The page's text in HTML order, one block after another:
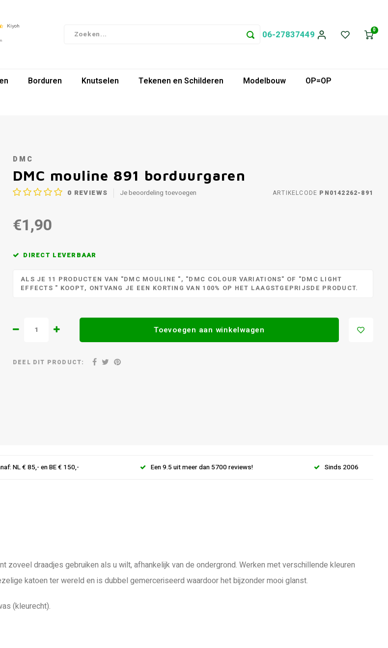
06-27837449 0
Borduren Knutselen Tekenen en Schilderen Modelbouw
OP=OP
DMC
DMC mouline 891 borduurgaren
0 REVIEWS Je beoordeling toevoegen ARTIKELCODE PN0142262-891
€1,90
DIRECT LEVERBAAR
ALS JE 11 PRODUCTEN VAN "DMC MOULINE ", "DMC COLOUR VARIATIONS" OF "DMC LIGHT
EFFECTS " KOOPT, ONTVANG JE EEN KORTING VAN 100% OP HET LAAGSTGEPRIJSDE PRODUCT.
Toevoegen aan winkelwagen
DEEL DIT PRODUCT:
NL € 85,- en BE € 150,- Een 9.5 uit meer dan 5700 reviews! Sinds 2006
zoveel draadjes gebruiken als u wilt, afhankelijk van de ondergrond. Werken met verschillende kleuren
katoen ter wereld en is dubbel gemerceriseerd waardoor het bijzonder mooi glanst.
(kleurecht).